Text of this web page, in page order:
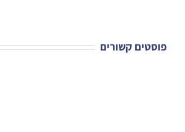
פוסטים קשורים